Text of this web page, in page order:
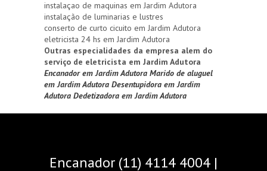
instalaçao de maquinas em Jardim Adutora
instalação de luminarias e lustres
conserto de curto cicuito em Jardim Adutora
eletricista 24 hs em Jardim Adutora
Outras especialidades da empresa alem do
serviço de eletricista em Jardim Adutora
Encanador em Jardim Adutora Marido de aluguel
em Jardim Adutora Desentupidora em Jardim
Adutora Dedetizadora em Jardim Adutora
Encanador (11) 4114 4004 |